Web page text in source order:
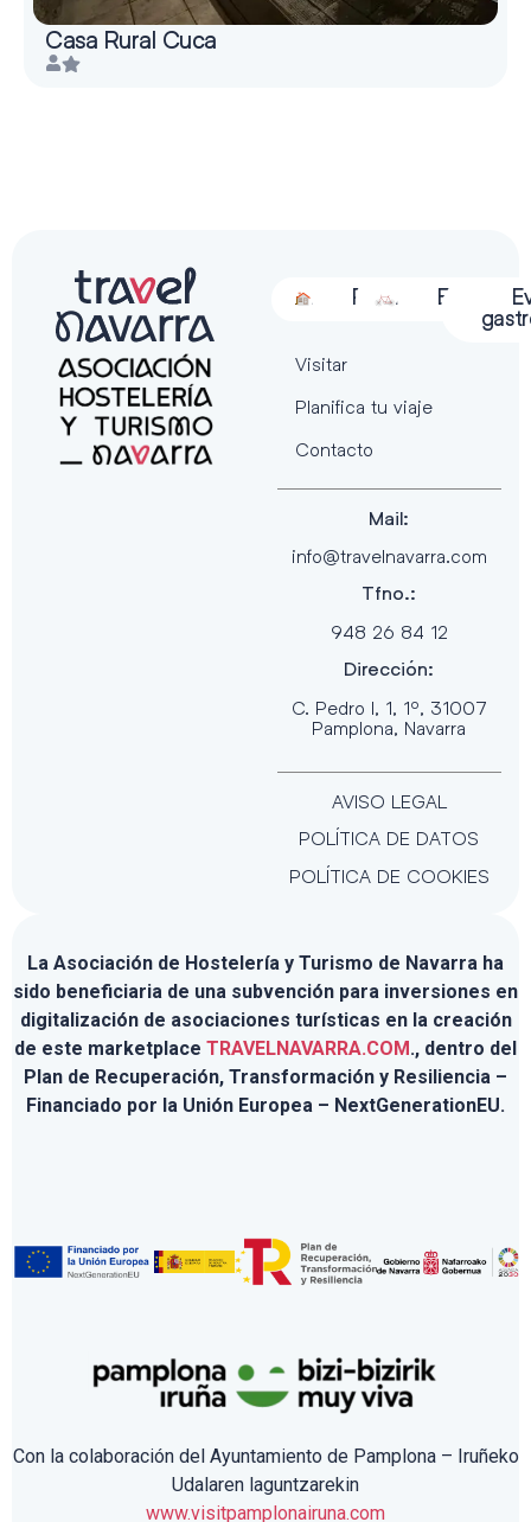
Casa Rural Cuca
Alojamiento
Restauración
Actividades
Visitar
Planifica tu viaje
Contacto
Mail:
info@travelnavarra.com
Tfno.:
948 26 84 12
Dirección:
C. Pedro I, 1, 1º, 31007
Pamplona, Navarra
AVISO LEGAL
POLÍTICA DE DATOS
POLÍTICA DE COOKIES
La Asociación de Hostelería y Turismo de Navarra ha
sido beneficiaria de una subvención para inversiones en
digitalización de asociaciones turísticas en la creación
de este marketplace TRAVELNAVARRA.COM ., dentro del
Plan de Recuperación, Transformación y Resiliencia –
Financiado por la Unión Europea – NextGenerationEU.
Con la colaboración del Ayuntamiento de Pamplona – Iruñeko
Udalaren laguntzarekin
www.visitpamplonairuna.com